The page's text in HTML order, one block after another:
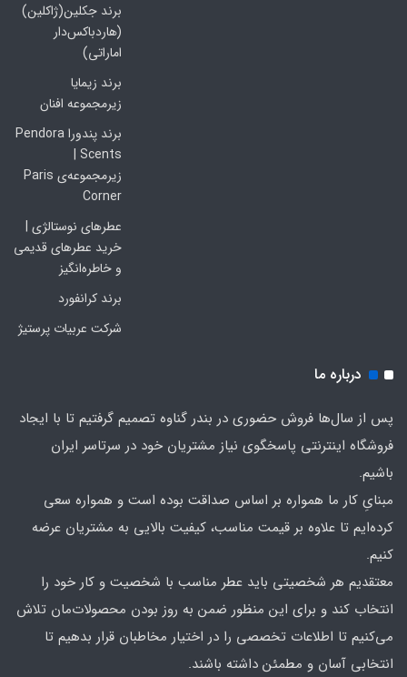
برند جکلین(ژاکلین)
(هاردباکس‌دار
اماراتی)
برند زیمایا
زیرمجموعه افنان
برند پندورا Pendora
Scents |
زیرمجموعه‌ی Paris
Corner
عطرهای نوستالژی |
خرید عطرهای قدیمی
و خاطره‌انگیز
برند کرانفورد
شرکت عربیات پرستیژ
درباره ما
پس از سال‌ها فروش حضوری در بندر گناوه تصمیم گرفتیم تا با ایجاد
فروشگاه اینترنتی پاسخگوی نیاز مشتریان خود در سرتاسر ایران
باشیم.
مبنایِ کار ما همواره بر اساس صداقت بوده است و همواره سعی
کرده‌ایم تا علاوه بر قیمت مناسب، کیفیت بالایی به مشتریان عرضه
کنیم.
معتقدیم هر شخصیتی باید عطر مناسب با شخصیت و کار خود را
انتخاب کند و برای این منظور ضمن به روز بودن محصولات‌مان تلاش
می‌کنیم تا اطلاعات تخصصی را در اختیار مخاطبان قرار بدهیم تا
انتخابی آسان و مطمئن داشته باشند.